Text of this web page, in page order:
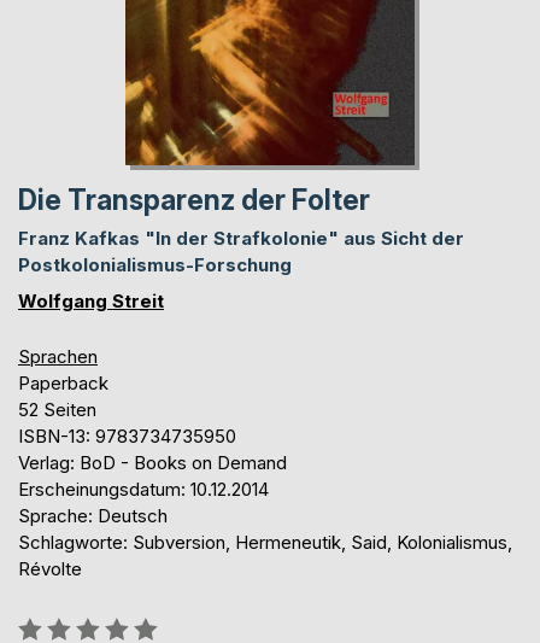
Die Transparenz der Folter
Franz Kafkas "In der Strafkolonie" aus Sicht der
Postkolonialismus-Forschung
Wolfgang Streit
Sprachen
Paperback
52 Seiten
ISBN-13: 9783734735950
Verlag: BoD - Books on Demand
Erscheinungsdatum: 10.12.2014
Sprache: Deutsch
Schlagworte: Subversion, Hermeneutik, Said, Kolonialismus,
Révolte
Bewertung::